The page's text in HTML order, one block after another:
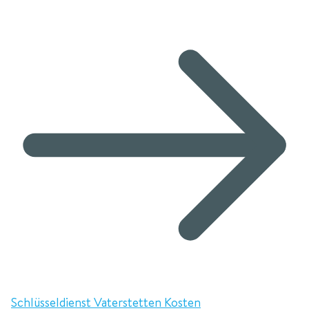
Schlüsseldienst Vaterstetten Kosten